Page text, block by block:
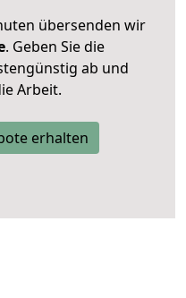
übersenden wir
. Geben Sie die
ab und
Arbeit.
erhalten